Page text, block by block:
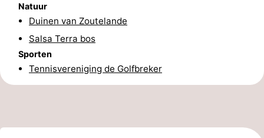
Haamstede
Natuur
Kop
van
Walcheren
Veere
Natuur
Duinen van Zoutelande
Salsa Terra bos
Sporten
Tennisvereniging de Golfbreker